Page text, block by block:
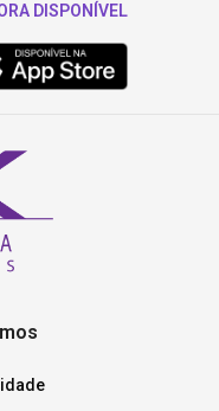
DISPONÍVEL